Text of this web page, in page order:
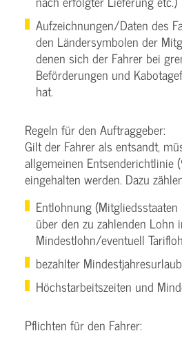
Aufzeichnungen/Daten des
den Ländersymbolen der
denen sich der Fahrer bei
Beförderungen und
hat.
Regeln für den Auftraggeber:
Gilt der Fahrer als entsandt,
allgemeinen Entsenderichtlinie
eingehalten werden. Dazu
Entlohnung
über den zu zahlenden Lohn
Mindestlohn/eventuell
bezahlter Mindestjahresurlaub
Höchstarbeitszeiten und
Pflichten für den Fahrer: